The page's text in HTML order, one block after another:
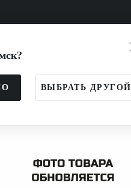
ВЫБРАТЬ ДРУГОЙ
Бутылки